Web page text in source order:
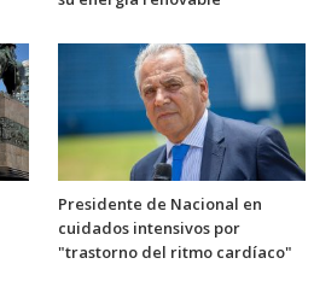
Presidente de Nacional en
cuidados intensivos por
"trastorno del ritmo cardíaco"